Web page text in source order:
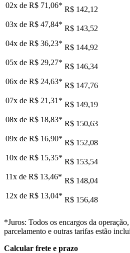
02x de R$ 71,06* R$ 142,12
03x de R$ 47,84* R$ 143,52
04x de R$ 36,23* R$ 144,92
05x de R$ 29,27* R$ 146,34
06x de R$ 24,63* R$ 147,76
07x de R$ 21,31 * R$ 149,19
08x de R$ 18,83* R$ 150,63
09x de R$ 16,90* R$ 152,08
10x de R$ 15,35* R$ 153,54
11x de R$ 13,46* R$ 148,04
12x de R$ 13,04* R$ 156,48
*Juros: Todos os encargos da
parcelamento e outras tarifas estão
Calcular frete e prazo